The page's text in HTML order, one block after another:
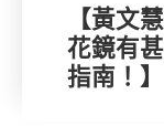
【黃文
花鏡有
指南！】